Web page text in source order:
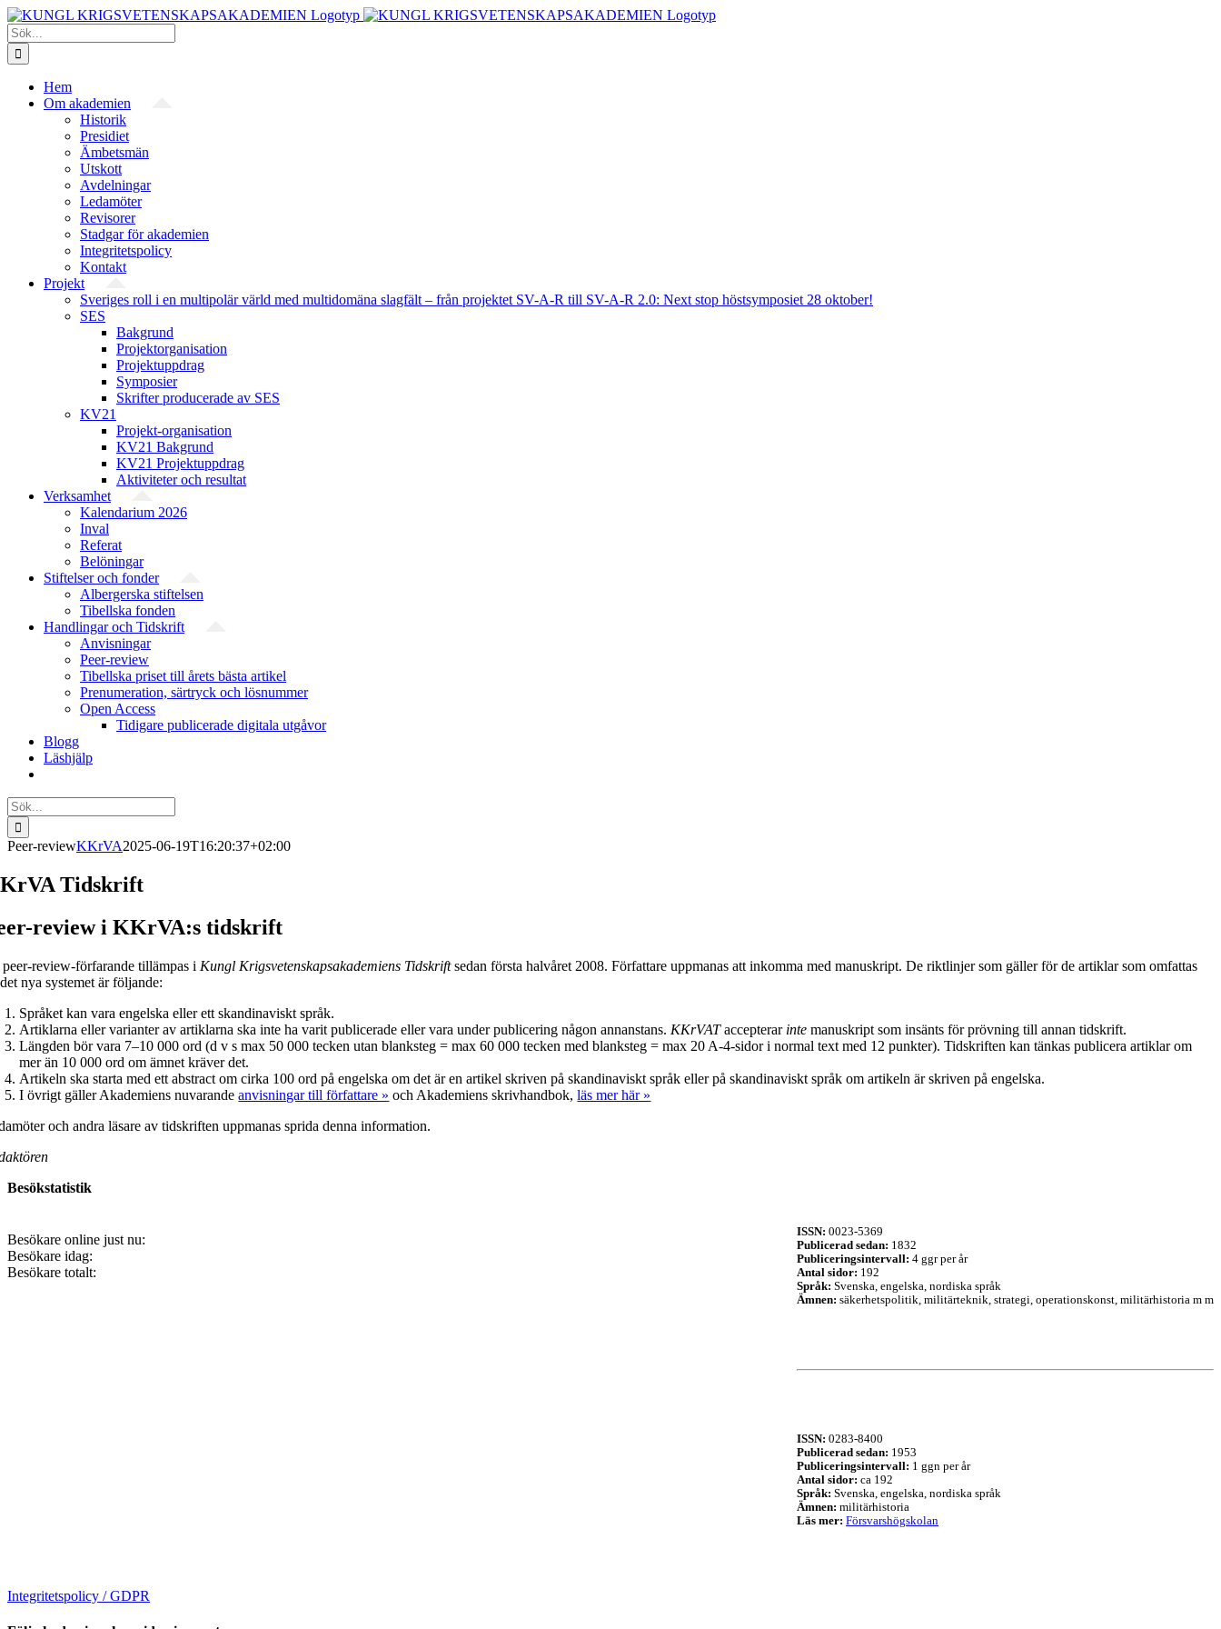
Fortsätt
till
innehållet
Sök
efter:
Hem
Om akademien
Historik
Presidiet
Ämbetsmän
Utskott
Avdelningar
Ledamöter
Revisorer
Stadgar för akademien
Integritetspolicy
Kontakt
Projekt
Sveriges roll i en multipolär värld med multidomäna slagfält – från projektet SV-A-R till SV-A-R 2.0: Next stop höstsymposiet 28 oktober!
SES
Bakgrund
Projekt­organisation
Projektuppdrag
Symposier
Skrifter producerade av SES
KV21
Projekt-organisation
KV21 Bakgrund
KV21 Projektuppdrag
Aktiviteter och resultat
Verksamhet
Kalendarium 2026
Inval
Referat
Belöningar
Stiftelser och fonder
Albergerska stiftelsen
Tibellska fonden
Handlingar och Tidskrift
Anvisningar
Peer-review
Tibellska priset till årets bästa artikel
Prenumeration, särtryck och lösnummer
Open Access
Tidigare publicerade digitala utgåvor
Blogg
Läshjälp
Sök
efter:
Peer-reviewKKrVA2025-06-19T16:20:37+02:00
Tidskrift
review i KKrVA:s tidskrift
review-förfarande tillämpas i Kungl Krigs­veten­skaps­akademiens Tidskriftsedan första halvåret 2008. Författare uppmanas att inkomma med manuskript. De riktlinjer som gäller för de artiklar som omfattas
nya systemet är följande:
Språket kan vara engelska eller ett skandinaviskt språk.
Artiklarna eller varianter av artiklarna ska inte ha varit publicerade eller vara under publicering någon annanstans. KKrVATaccepterar inte manuskript som insänts för prövning till annan tidskrift.
Längden bör vara 7–10 000 ord (d v s max 50 000 tecken utan blanksteg = max 60 000 tecken med blanksteg = max 20 A-4-sidor i normal text med 12 punkter). Tidskriften kan tänkas publicera artiklar om
mer än 10 000 ord om ämnet kräver det.
Artikeln ska starta med ett abstract om cirka 100 ord på engelska om det är en artikel skriven på skandinaviskt språk eller på skandinaviskt språk om artikeln är skriven på engelska.
I övrigt gäller Akademiens nuvarandeanvisningar till författare » och Akademiens skrivhandbok,läs mer här »
och andra läsare av tidskriften uppmanas sprida denna information.
ISSN: 0023-5369
Publicerad sedan: 1832
Publiceringsintervall: 4 ggr per år
Antal sidor: 192
Språk: Svenska, engelska, nordiska språk
Ämnen: säkerhetspolitik, militärteknik, strategi, operationskonst, militärhistoria m m
ISSN: 0283-8400
Publicerad sedan: 1953
Publiceringsintervall: 1 ggn per år
Antal sidor: ca 192
Språk: Svenska, engelska, nordiska språk
Ämnen: militärhistoria
Läs mer: Försvarshögskolan
Besökstatistik
Besökare online just nu:
Besökare idag:
Besökare totalt:
Integritetspolicy / GDPR